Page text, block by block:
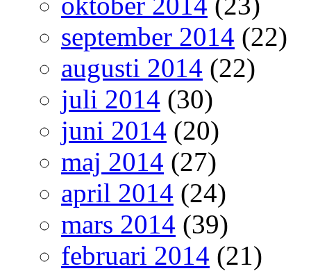
september 2014 (22)
augusti 2014 (22)
juli 2014 (30)
juni 2014 (20)
maj 2014 (27)
april 2014 (24)
mars 2014 (39)
februari 2014 (21)